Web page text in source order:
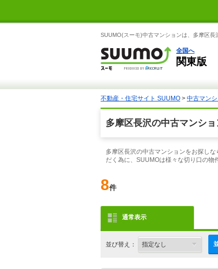
SUUMO(スーモ)中古マンションは、多摩区長
全国へ
関東版
不動産・住宅サイト SUUMO > 中古マン
多摩区長沢の中古マンシ
多摩区長沢の中古マンションをお探し
だく為に、SUUMOは様々な切り口の物
8件
通常表示
並び替え：